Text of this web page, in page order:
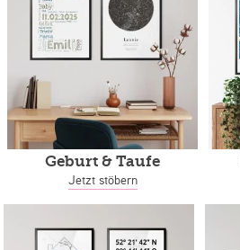
Geburt & Taufe
Jetzt stöbern